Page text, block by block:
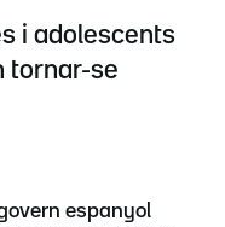
i adolescents
tornar-se
espanyol